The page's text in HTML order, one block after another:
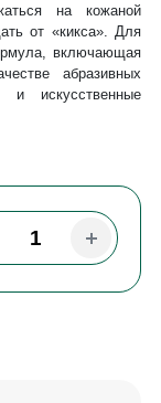
на кожаной
от «кикса». Для
включающая
абразивных
и искусственные